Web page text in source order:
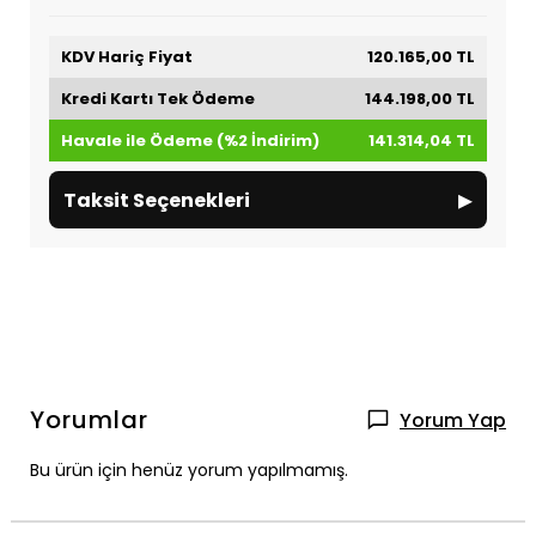
KDV Hariç Fiyat
120.165,00 TL
Kredi Kartı Tek Ödeme
144.198,00 TL
Havale ile Ödeme (%2 İndirim)
141.314,04 TL
Taksit Seçenekleri ▸
Yorumlar Yorum Yap
Bu ürün için henüz yorum yapılmamış.